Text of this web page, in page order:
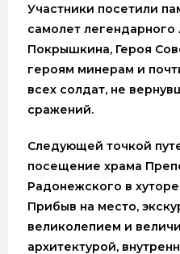
Участники посетили
самолет
Покрышкина, Героя
героям минерам и
всех солдат, не
сражений.
Следующей точкой
посещение храма
Радонежского в
Прибыв на место,
великолепием и
архитектурой,